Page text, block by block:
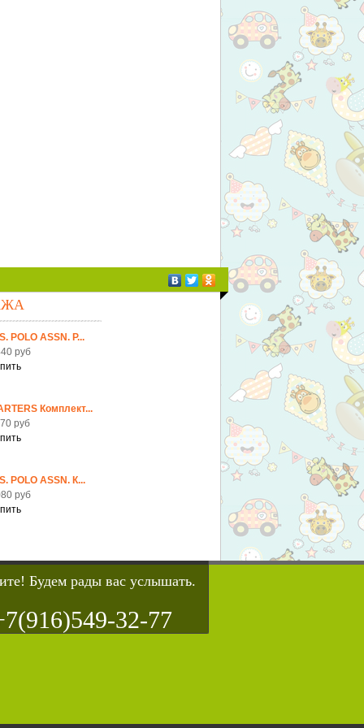
POLO ASSN. Р...
руб
Комплект...
руб
POLO ASSN. К...
руб
Будем рады вас услышать.
32-77